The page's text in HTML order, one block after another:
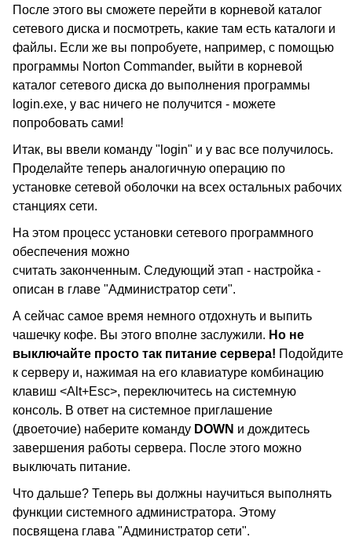
После этого вы сможете перейти в корневой каталог
сетевого диска и посмотреть, какие там есть каталоги и
файлы. Если же вы попробуете, например, с помощью
программы Norton Commander, выйти в корневой
каталог сетевого диска до выполнения программы
login.exe, у вас ничего не получится - можете
попробовать сами!
Итак, вы ввели команду "login" и у вас все получилось.
Проделайте теперь аналогичную операцию по
установке сетевой оболочки на всех остальных рабочих
станциях сети.
На этом процесс установки сетевого программного
обеспечения можно
считать законченным. Следующий этап - настройка -
описан в главе "Администратор сети".
А сейчас самое время немного отдохнуть и выпить
чашечку кофе. Вы этого вполне заслужили. Но не
выключайте просто так питание сервера! Подойдите
к серверу и, нажимая на его клавиатуре комбинацию
клавиш <Alt+Esc>, переключитесь на системную
консоль. В ответ на системное приглашение
(двоеточие) наберите команду DOWN и дождитесь
завершения работы сервера. После этого можно
выключать питание.
Что дальше? Теперь вы должны научиться выполнять
функции системного администратора. Этому
посвящена глава "Администратор сети".